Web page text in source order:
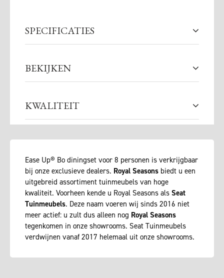
SPECIFICATIES
BEKIJKEN
KWALITEIT
Ease Up® Bo diningset voor 8 personen is verkrijgbaar
bij onze exclusieve dealers. Royal Seasons biedt u een
uitgebreid assortiment tuinmeubels van hoge
kwaliteit. Voorheen kende u Royal Seasons als Seat
Tuinmeubels. Deze naam voeren wij sinds 2016 niet
meer actief: u zult dus alleen nog Royal Seasons
tegenkomen in onze showrooms. Seat Tuinmeubels
verdwijnen vanaf 2017 helemaal uit onze showrooms.